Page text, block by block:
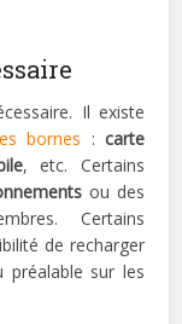
Il existe
bornes : carte
, etc. Certains
ou des
Certains
de recharger
préalable sur les